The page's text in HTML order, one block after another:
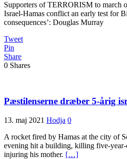
Supporters of TERRORISM to march
Israel-Hamas conflict an early test for
consequences’: Douglas Murray
Tweet
Pin
Share
0 Shares
Pæstilenserne dræber 5-årig
13. maj 2021 Hodja 0
A rocket fired by Hamas at the city of
evening hit a building, killing five-
injuring his mother. […]